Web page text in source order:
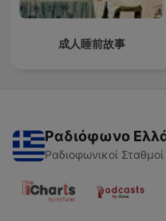
成人睡前故事
Ραδιόφωνο
Ραδιοφωνικοί